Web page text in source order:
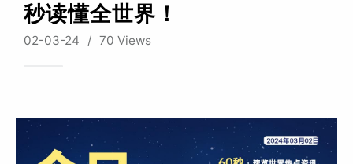
秒读懂全世界！
02-03-24 / 70 Views